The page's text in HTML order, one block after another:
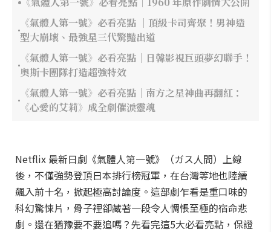
《氣體人第一號》必看亮點 ｜頂級卡司齊聚！男神造
型大崩壞、最強星三代驚豔出道
《氣體人第一號》必看亮點｜日韓影視巨頭夢幻聯手！
奧斯卡團隊打造超強特效
《氣體人第一號》必看亮點｜南方之星神曲再翻紅：
《心愛的艾莉》成全劇催淚靈魂
Netflix 最新日劇《氣體人第一號》（ガス人間）上線
後，不僅強勢登頂日本排行榜冠軍，在台灣等地也陸續
飆入前十名，掀起極高討論度。這部劇乍看是重口味的
科幻驚悚片，骨子裡卻藏著一段令人惆悵至極的宿命悲
劇。還在猶豫要不要追嗎？先看完這5大必看亮點，保證